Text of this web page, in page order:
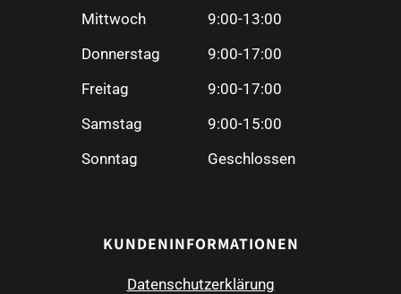
Mittwoch
9:00-13:00
Donnerstag
9:00-17:00
Freitag
9:00-17:00
Samstag
9:00-15:00
Sonntag
Geschlossen
KUNDENINFORMATIONEN
Datenschutzerklärung